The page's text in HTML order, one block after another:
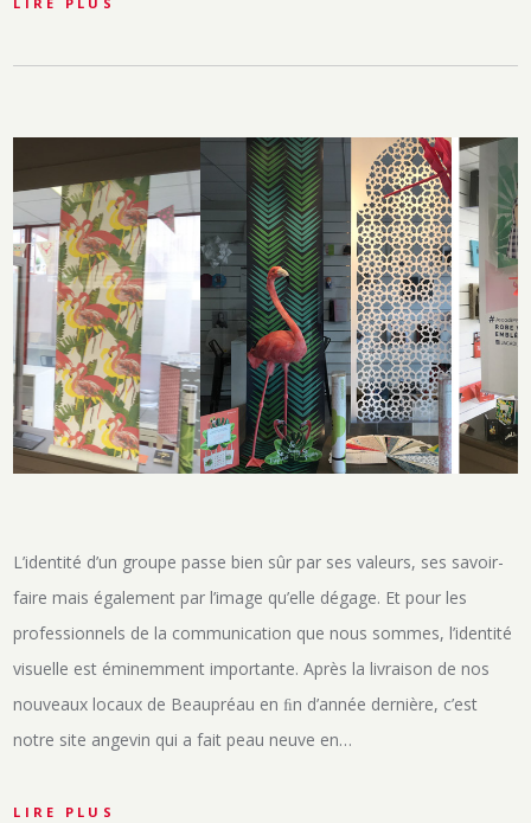
L’identité d’un groupe passe bien sûr par ses valeurs, ses savoir-
faire mais également par l’image qu’elle dégage. Et pour les
professionnels de la communication que nous sommes, l’identité
visuelle est éminemment importante. Après la livraison de nos
nouveaux locaux de Beaupréau en ﬁn d’année dernière, c’est
notre site angevin qui a fait peau neuve en…
LIRE PLUS